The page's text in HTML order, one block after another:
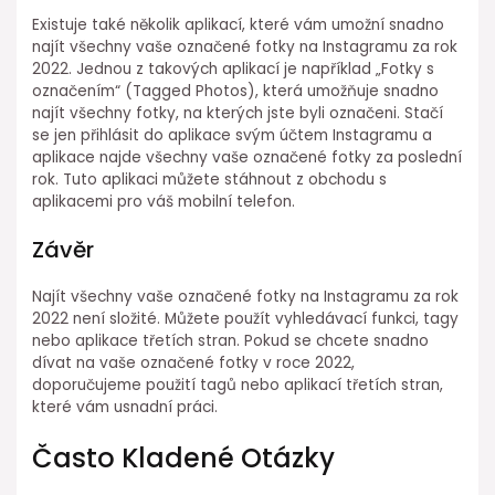
Existuje také několik aplikací, které vám umožní snadno
najít všechny vaše označené fotky na Instagramu za rok
2022. Jednou z takových aplikací je například „Fotky s
označením“ (Tagged Photos), která umožňuje snadno
najít všechny fotky, na kterých jste byli označeni. Stačí
se jen přihlásit do aplikace svým účtem Instagramu a
aplikace najde všechny vaše označené fotky za poslední
rok. Tuto aplikaci můžete stáhnout z obchodu s
aplikacemi pro váš mobilní telefon.
Závěr
Najít všechny vaše označené fotky na Instagramu za rok
2022 není složité. Můžete použít vyhledávací funkci, tagy
nebo aplikace třetích stran. Pokud se chcete snadno
dívat na vaše označené fotky v roce 2022,
doporučujeme použití tagů nebo aplikací třetích stran,
které vám usnadní práci.
Často Kladené Otázky